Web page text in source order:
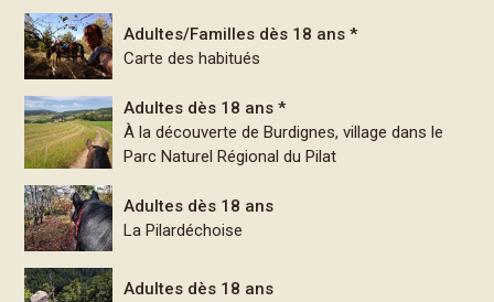
Adultes/Familles dès 18 ans *
Carte des habitués
Adultes dès 18 ans *
À la découverte de Burdignes, village dans le
Parc Naturel Régional du Pilat
Adultes dès 18 ans
La Pilardéchoise
Adultes dès 18 ans